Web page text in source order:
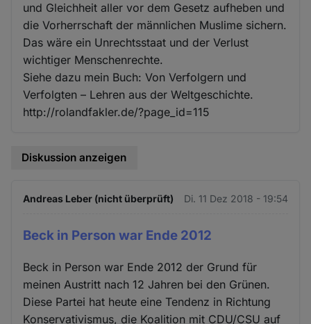
und Gleichheit aller vor dem Gesetz aufheben und
die Vorherrschaft der männlichen Muslime sichern.
Das wäre ein Unrechtsstaat und der Verlust
wichtiger Menschenrechte.
Siehe dazu mein Buch: Von Verfolgern und
Verfolgten – Lehren aus der Weltgeschichte.
http://rolandfakler.de/?page_id=115
Diskussion anzeigen
Andreas Leber (nicht überprüft) Di. 11 Dez 2018 - 19:54
Beck in Person war Ende 2012
Beck in Person war Ende 2012 der Grund für
meinen Austritt nach 12 Jahren bei den Grünen.
Diese Partei hat heute eine Tendenz in Richtung
Konservativismus, die Koalition mit CDU/CSU auf